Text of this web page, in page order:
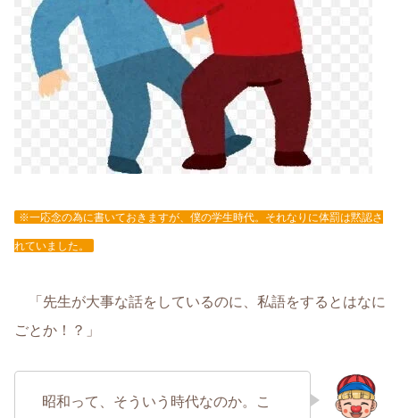
※一応念の為に書いておきますが、僕の学生時代。それなりに体罰は黙認さ
れていました。
「先生が大事な話をしているのに、私語をするとはなに
ごとか！？」
昭和って、そういう時代なのか。こ